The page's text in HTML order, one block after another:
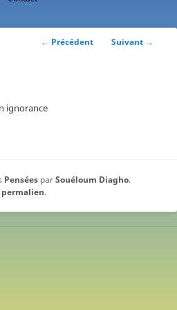
Navigation
← Précédent Suivant →
ignorance
Pensées parSouéloum Diagho.
permalien.